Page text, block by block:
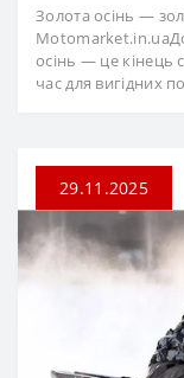
Золота осінь —
осінь — це
час для вигідних
29.11.2025